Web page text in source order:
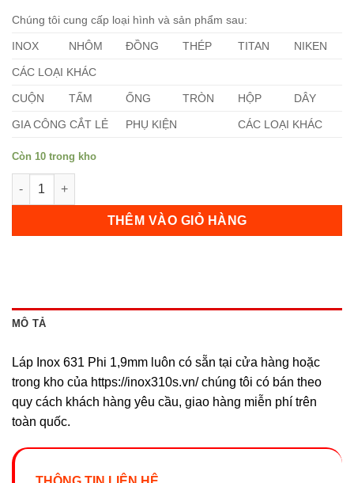
Chúng tôi cung cấp loại hình và sản phẩm sau:
INOX NHÔM ĐỒNG THÉP TITAN NIKEN
CÁC LOẠI KHÁC
CUỘN TẤM ỐNG TRÒN HỘP DÂY
GIA CÔNG CẮT LẺ PHỤ KIỆN CÁC LOẠI KHÁC
Còn 10 trong kho
Láp Inox 631 Phi 1,9mm số lượng
THÊM VÀO GIỎ HÀNG
MÔ TẢ
Láp Inox 631 Phi 1,9mm luôn có sẵn tại cửa hàng hoặc
trong kho của https://inox310s.vn/ chúng tôi có bán theo
quy cách khách hàng yêu cầu, giao hàng miễn phí trên
toàn quốc.